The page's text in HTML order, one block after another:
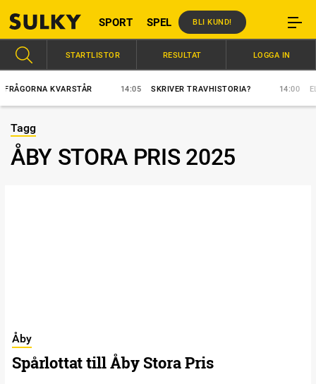
SPORT SPEL BLI KUND!
KVARSTÅR 14:05 SKRIVER TRAVHISTORIA? 14:00
STARTLISTOR RESULTAT LOGGA IN
Tagg
ÅBY STORA PRIS 2025
Åby
Spårlottat till Åby Stora Pris